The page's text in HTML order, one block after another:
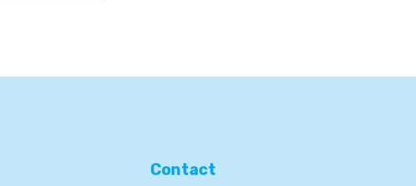
Contact